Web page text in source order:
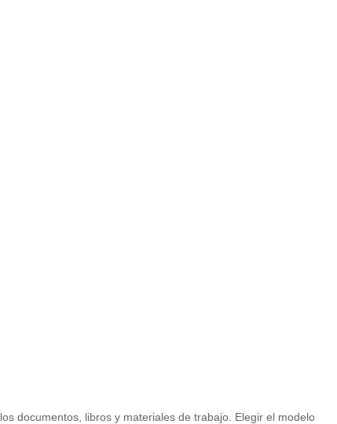
los documentos, libros y materiales de trabajo. Elegir el modelo